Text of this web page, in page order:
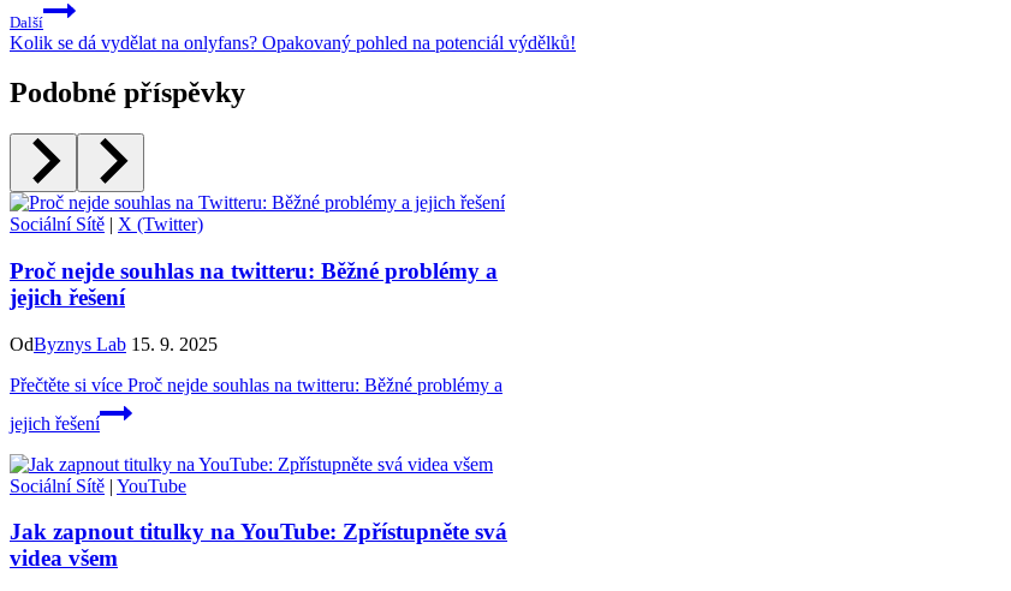
Další
Kolik se dá vydělat na onlyfans? Opakovaný pohled na potenciál výdělků!
Podobné příspěvky
Sociální Sítě | X (Twitter)
Proč nejde souhlas na twitteru: Běžné problémy a
jejich řešení
OdByznys Lab 15. 9. 2025
Přečtěte si více Proč nejde souhlas na twitteru: Běžné problémy a
jejich řešení
Sociální Sítě | YouTube
Jak zapnout titulky na YouTube: Zpřístupněte svá
videa všem